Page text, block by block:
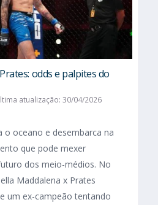
odds e palpites do
atualização: 30/04/2026
o oceano e desembarca na
que pode mexer
dos meio-médios. No
Maddalena x Prates
um ex-campeão tentando